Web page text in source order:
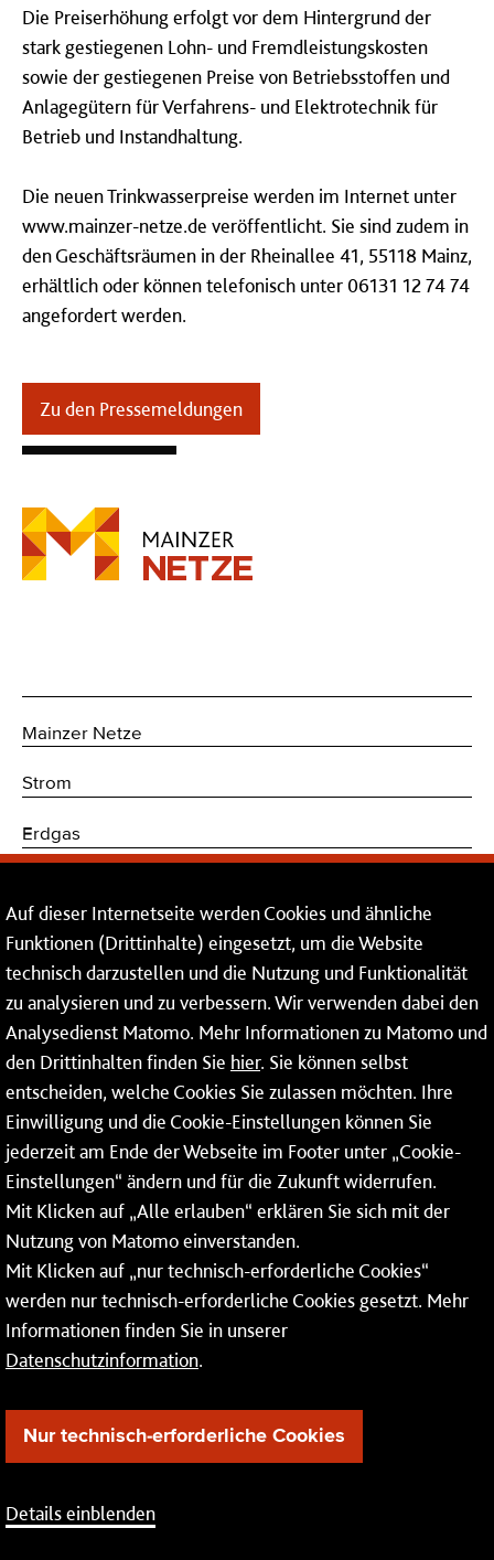
Die Preiserhöhung erfolgt vor dem Hintergrund der
stark gestiegenen Lohn- und Fremdleistungskosten
sowie der gestiegenen Preise von Betriebsstoffen und
Anlagegütern für Verfahrens- und Elektrotechnik für
Betrieb und Instandhaltung.
Die neuen Trinkwasserpreise werden im Internet unter
www.mainzer-netze.de veröffentlicht. Sie sind zudem in
den Geschäftsräumen in der Rheinallee 41, 55118 Mainz,
erhältlich oder können telefonisch unter 06131 12 74 74
angefordert werden.
Zu den Pressemeldungen
Mainzer Netze
Strom
Erdgas
Kommunikations- und Sicherheitstechnik
Service
Mainzer Netze GmbH
Rheinallee 41
55118 Mainz
Tel.:06131 - 12 74 74
Fax: 06131 - 12 74 77
Auf dieser Internetseite werden Cookies und ähnliche
Funktionen (Drittinhalte) eingesetzt, um die Website
technisch darzustellen und die Nutzung und Funktionalität
zu analysieren und zu verbessern. Wir verwenden dabei den
Analysedienst Matomo. Mehr Informationen zu Matomo und
den Drittinhalten finden Sie hier. Sie können selbst
entscheiden, welche Cookies Sie zulassen möchten. Ihre
Einwilligung und die Cookie-Einstellungen können Sie
jederzeit am Ende der Webseite im Footer unter „Cookie-
Einstellungen“ ändern und für die Zukunft widerrufen.
Mit Klicken auf „Alle erlauben“ erklären Sie sich mit der
Nutzung von Matomo einverstanden.
Mit Klicken auf „nur technisch-erforderliche Cookies“
werden nur technisch-erforderliche Cookies gesetzt. Mehr
Informationen finden Sie in unserer
Datenschutzinformation.
Nur technisch-erforderliche Cookies
Details einblenden